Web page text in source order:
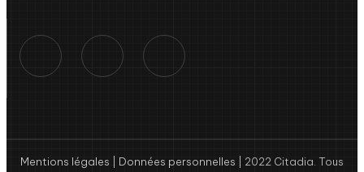
Mentions légales Données personnelles | 2022 Citadia. Tous